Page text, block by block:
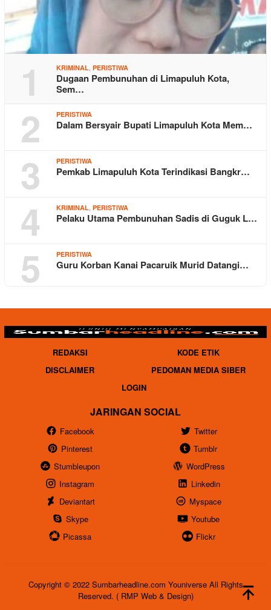
1 KRIMINAL PERISTIWA
Dugaan Pembunuhan di Limapuluh Kota,
Sem…
2 PERISTIWA
Dalam Bersyair Bupati Limapuluh Kota Mem…
3 PERISTIWA
Pemkab Limapuluh Kota Terindikasi Bangkr…
4 KRIMINAL PERISTIWA
Pelaku Utama Pembunuhan Sadis di Guguk L…
5 PERISTIWA
Guru Korban Kanai Pacaruik Murid Datangi…
REDAKSI
KODE ETIK
DISCLAIMER
PEDOMAN MEDIA SIBER
LOGIN
JARINGAN SOCIAL
Facebook
Twitter
Pinterest
Tumblr
Stumbleupon
WordPress
Instagram
Linkedin
Deviantart
Myspace
Skype
Youtube
Picassa
Flickr
Copyright © 2022 Sumbarheadline.com Youniverse All Rights
Reserved. ( RMP Web & Design)